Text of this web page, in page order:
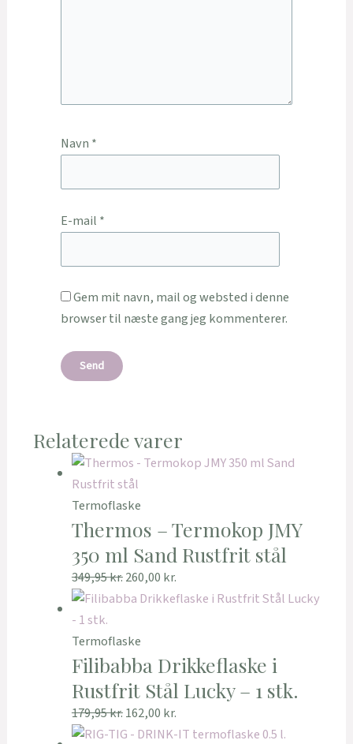
Navn *
E-mail *
Gem mit navn, mail og websted i denne
browser til næste gang jeg kommenterer.
Relaterede varer
Termoflaske
Thermos – Termokop JMY
350 ml Sand Rustfrit stål
349,95kr.260,00 kr.
Termoflaske
Filibabba Drikkeflaske i
Rustfrit Stål Lucky – 1 stk.
179,95kr.162,00 kr.